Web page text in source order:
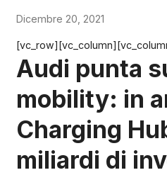
Dicembre 20, 2021
Audi punta
mobility: in
Charging
miliardi di